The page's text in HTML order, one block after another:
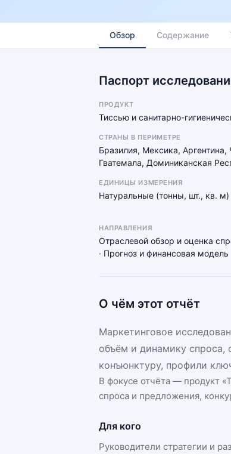
Обзор Содержание
Паспорт
ПРОДУКТ
Тиссью и санитарно-
СТРАНЫ В ПЕРИМЕТРЕ
Бразилия, Мексика,
Гватемала, Доминиканская
ЕДИНИЦЫ ИЗМЕРЕНИЯ
Натуральные (тонны, шт., кв.
НАПРАВЛЕНИЯ
Отраслевой обзор и оценка
· Прогноз и финансовая модель
О чём этот отчёт
Маркетинговое
объём и динамику
конъюнктуру, профили
В фокусе отчёта — продукт «
спроса и предложения,
Для кого
Руководители стратегии и